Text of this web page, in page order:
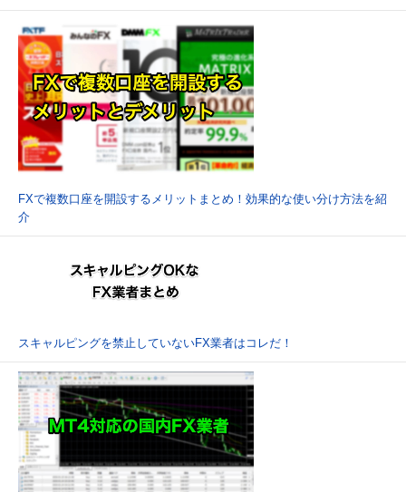
FXで複数口座を開設するメリットまとめ！効果的な使い分け方法を紹
介
スキャルピングを禁止していないFX業者はコレだ！